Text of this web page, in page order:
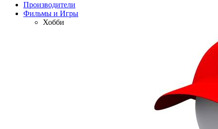
Производители
Фильмы и Игры
Хобби